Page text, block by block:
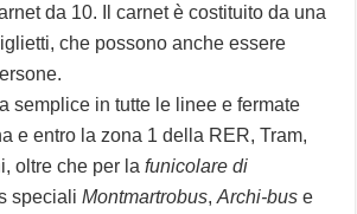
da 10. Il carnet è costituito da una
che possono anche essere
semplice in tutte le linee e fermate
e entro la zona 1 della RER, Tram,
oltre che per lafunicolare di
specialiMontmartrobus,Archi-bus e